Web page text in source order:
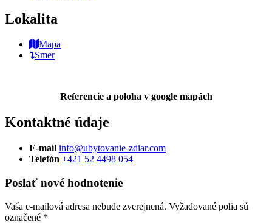
Lokalita
Mapa
Smer
Referencie a poloha v google mapách
Kontaktné údaje
E-mail info@ubytovanie-zdiar.com
Telefón +421 52 4498 054
Poslať nové hodnotenie
Vaša e-mailová adresa nebude zverejnená. Vyžadované polia sú
označené *